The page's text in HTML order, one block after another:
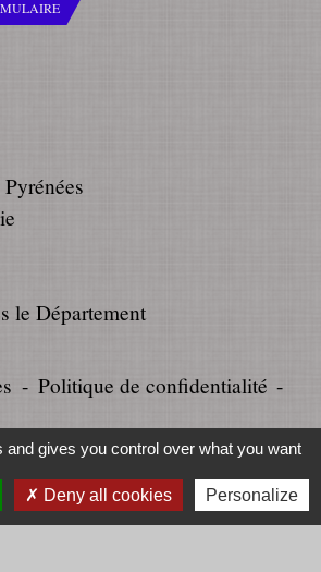
le Département
- Politique de confidentialité -
Plan du site -
gives you control over what you want
Deny all cookies Personalize